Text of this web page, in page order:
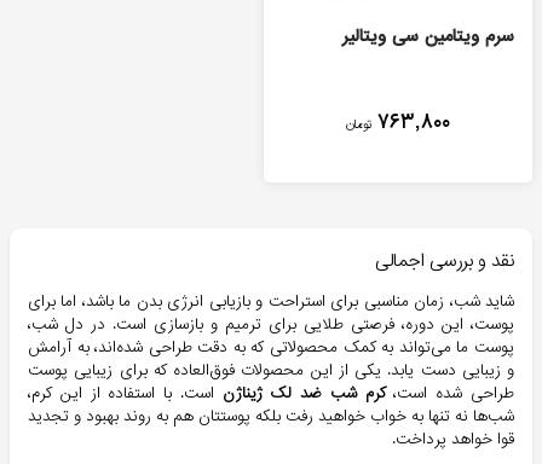
سرم ویتامین سی ویتالیر
۷۶۳,۸۰۰ تومان
نقد و بررسی اجمالی
شاید شب، زمان مناسبی برای استراحت و بازیابی انرژی بدن ما باشد، اما برای
پوست، این دوره، فرصتی طلایی برای ترمیم و بازسازی است. در دل شب،
پوست ما می‌تواند به کمک محصولاتی که به دقت طراحی شده‌اند، به آرامش
و زیبایی دست یابد. یکی از این محصولات فوق‌العاده که برای زیبایی پوست
طراحی شده است،کرم شب ضد لک ژیناژن است. با استفاده از این کرم،
شب‌ها نه تنها به خواب خواهید رفت بلکه پوستتان هم به روند بهبود و تجدید
قوا خواهد پرداخت.